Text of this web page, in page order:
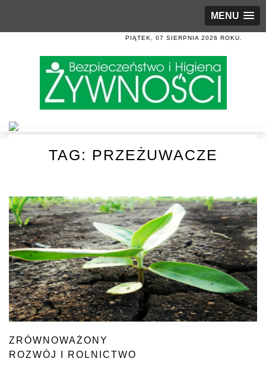
MENU
PIĄTEK, 07 SIERPNIA 2026 ROKU.
TAG: PRZEŻUWACZE
ZRÓWNOWAŻONY
ROZWÓJ I ROLNICTWO